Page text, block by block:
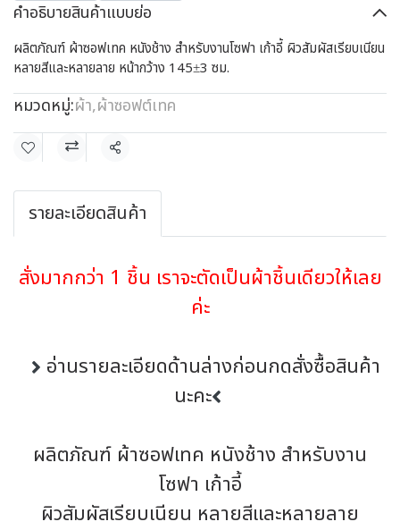
คำอธิบายสินค้าแบบย่อ
ผลิตภัณฑ์ ผ้าซอฟเทค หนังช้าง สำหรับงานโซฟา เก้าอี้ ผิวสัมผัสเรียบเนียน
หลายสีและหลายลาย หน้ากว้าง 145±3 ซม.
หมวดหมู่:ผ้า,ผ้าซอฟต์เทค
แชร์
รายละเอียดสินค้า
สั่งมากกว่า 1 ชิ้น เราจะตัดเป็นผ้าชิ้นเดียวให้เลย
ค่ะ
อ่านรายละเอียดด้านล่างก่อนกดสั่งซื้อสินค้า
นะคะ
ผลิตภัณฑ์ ผ้าซอฟเทค หนังช้าง สำหรับงาน
โซฟา เก้าอี้
ผิวสัมผัสเรียบเนียน หลายสีและหลายลาย